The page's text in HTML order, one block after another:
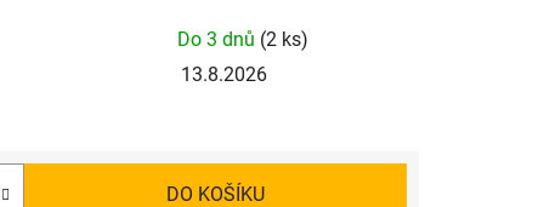
Do 3 dnů (2 ks)
13.8.2026
DO KOŠÍKU